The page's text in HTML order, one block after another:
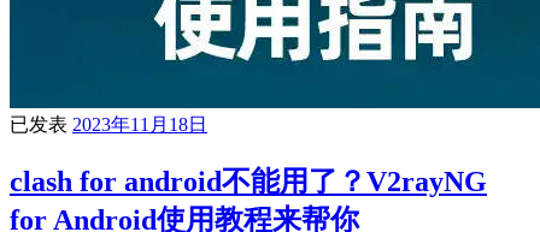
已发表 2023年11月18日
clash for android不能用了？V2rayNG
for Android使用教程来帮你